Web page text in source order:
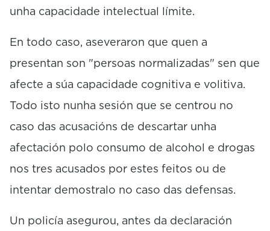
unha capacidade intelectual límite.
En todo caso, aseveraron que quen a
presentan son "persoas normalizadas" sen que
afecte a súa capacidade cognitiva e volitiva.
Todo isto nunha sesión que se centrou no
caso das acusacións de descartar unha
afectación polo consumo de alcohol e drogas
nos tres acusados por estes feitos ou de
intentar demostralo no caso das defensas.
Un policía asegurou, antes da declaración